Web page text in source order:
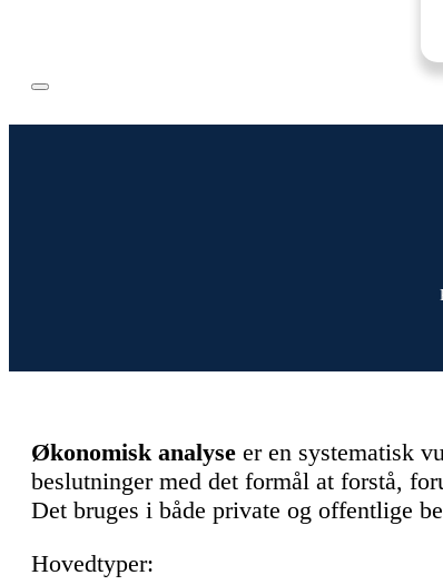
Økonomisk analyse er en systematisk
beslutninger med det formål at forstå,
Det bruges i både private og offentlige
Hovedtyper: